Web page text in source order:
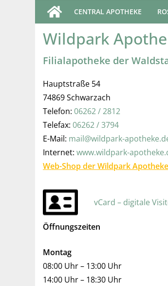
content
CENTRAL APOTHEKE
Wildpark
Filialapotheke der
Hauptstraße 54
74869 Schwarzach
Telefon: 06262 / 2812
Telefax: 06262 / 3794
E-Mail: mail@wildpark-
Internet: www.wildpark-
Web-Shop der Wildpark Apotheke
vCard – digitale
Öffnungszeiten
Montag
08:00 Uhr – 13:00 Uhr
14:00 Uhr – 18:30 Uhr